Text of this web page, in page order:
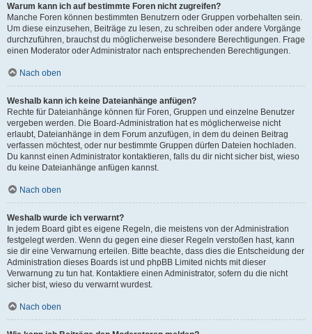
Warum kann ich auf bestimmte Foren nicht zugreifen?
Manche Foren können bestimmten Benutzern oder Gruppen vorbehalten sein.
Um diese einzusehen, Beiträge zu lesen, zu schreiben oder andere Vorgänge
durchzuführen, brauchst du möglicherweise besondere Berechtigungen. Frage
einen Moderator oder Administrator nach entsprechenden Berechtigungen.
Nach oben
Weshalb kann ich keine Dateianhänge anfügen?
Rechte für Dateianhänge können für Foren, Gruppen und einzelne Benutzer
vergeben werden. Die Board-Administration hat es möglicherweise nicht
erlaubt, Dateianhänge in dem Forum anzufügen, in dem du deinen Beitrag
verfassen möchtest, oder nur bestimmte Gruppen dürfen Dateien hochladen.
Du kannst einen Administrator kontaktieren, falls du dir nicht sicher bist, wieso
du keine Dateianhänge anfügen kannst.
Nach oben
Weshalb wurde ich verwarnt?
In jedem Board gibt es eigene Regeln, die meistens von der Administration
festgelegt werden. Wenn du gegen eine dieser Regeln verstoßen hast, kann
sie dir eine Verwarnung erteilen. Bitte beachte, dass dies die Entscheidung der
Administration dieses Boards ist und phpBB Limited nichts mit dieser
Verwarnung zu tun hat. Kontaktiere einen Administrator, sofern du die nicht
sicher bist, wieso du verwarnt wurdest.
Nach oben